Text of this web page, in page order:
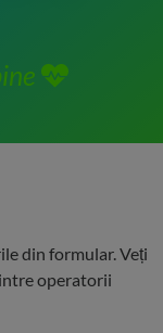
din formular. Veți
operatorii